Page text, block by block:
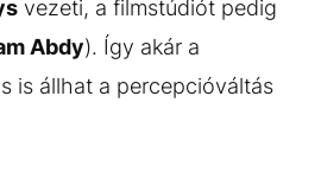
vezeti, a filmstúdiót pedig
Abdy). Így akár a
is állhat a percepcióváltás